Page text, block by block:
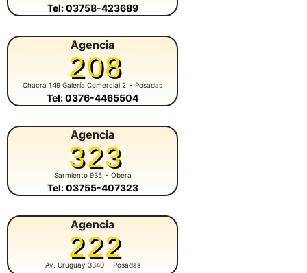
Tel: 03758-423689
Agencia
208
Chacra 149 Galería Comercial 2 - Posadas
Tel: 0376-4465504
Agencia
323
Sarmiento 935 - Oberá
Tel: 03755-407323
Agencia
222
Av. Uruguay 3340 - Posadas